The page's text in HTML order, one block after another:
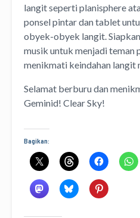
langit seperti planisphere
ponsel pintar dan tablet
obyek-obyek langit.
musik untuk menjadi teman
menikmati keindahan langit
Selamat berburu dan
Geminid! Clear Sky!
Bagikan: